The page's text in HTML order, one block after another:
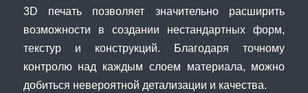
3D печать позволяет значительно расширить
возможности в создании нестандартных форм,
текстур и конструкций. Благодаря точному
контролю над каждым слоем материала, можно
добиться невероятной детализации и качества.